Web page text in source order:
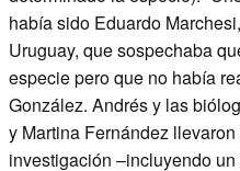
había sido Eduardo
Uruguay, que sospechaba
especie pero que no había
González. Andrés y las
y Martina Fernández
investigación –incluyendo